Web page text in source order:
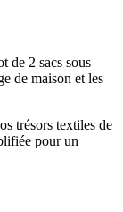
de 2 sacs sous
de maison et les
trésors textiles de
pour un